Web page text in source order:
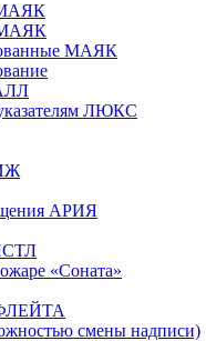
МАЯК
МАЯК
МАЯК
ЛЮКС
АРИЯ
«Соната»
ФЛЕЙТА
смены надписи)